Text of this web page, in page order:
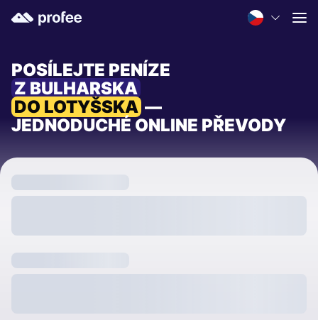
POSÍLEJTE PENÍZE
Z BULHARSKA
DO LOTYŠSKA —
JEDNODUCHÉ ONLINE PŘEVODY